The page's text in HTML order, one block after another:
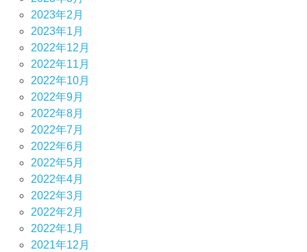
2023年2月
2023年1月
2022年12月
2022年11月
2022年10月
2022年9月
2022年8月
2022年7月
2022年6月
2022年5月
2022年4月
2022年3月
2022年2月
2022年1月
2021年12月